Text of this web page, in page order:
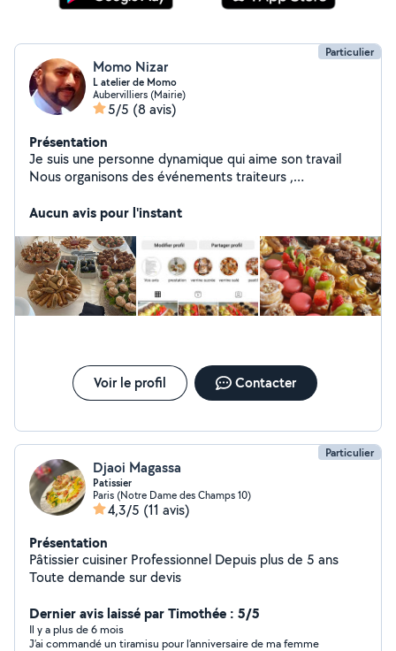
Particulier
Momo Nizar
L atelier de Momo
Aubervilliers (Mairie)
5/5 (8 avis)
Présentation
Je suis une personne dynamique qui aime son travail
Nous organisons des événements traiteurs ,
mariage , bapteme , babyshowers plateaux de canapés,
Aucun avis pour l'instant
Voir le profil Contacter
Particulier
Djaoi Magassa
Patissier
Paris (Notre Dame des Champs 10)
4,3/5 (11 avis)
Présentation
Pâtissier cuisiner Professionnel Depuis plus de 5 ans
Toute demande sur devis
Dernier avis laissé par Timothée : 5/5
Il y a plus de 6 mois
J’ai commandé un tiramisu pour l’anniversaire de ma femme